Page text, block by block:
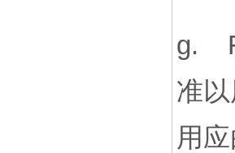
g.
准
用